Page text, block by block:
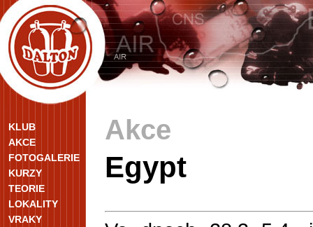
KLUB
AKCE
FOTOGALERIE
KURZY
TEORIE
LOKALITY
VRAKY
Akce
Egypt